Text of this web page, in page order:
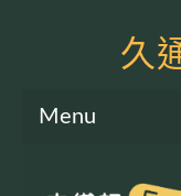
久
Menu